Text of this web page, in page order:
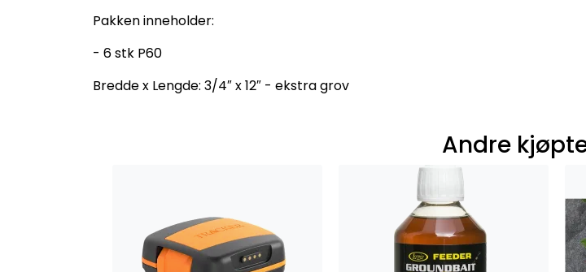
Pakken inneholder:
- 6 stk P60
Bredde x Lengde: 3/4″ x 12″ - ekstra grov
Andre